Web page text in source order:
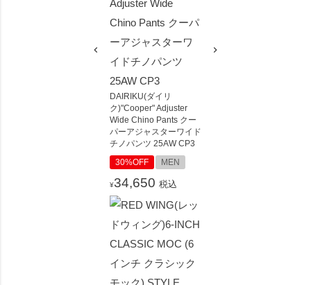
DAIRIKU(ダイリ
ク)"Cooper" Adjuster
Wide Chino Pants クー
パーアジャスターワイド
チノパンツ 25AW CP3
30%OFF
MEN
¥34,650 税込